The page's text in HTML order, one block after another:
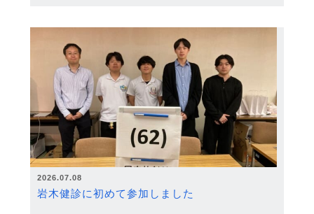
2026.07.08
岩木健診に初めて参加しました